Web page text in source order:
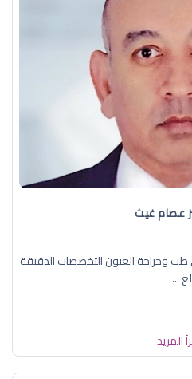
عصام غيث
وجراحة العيون التخصصات الدقيقة
...
المزيد